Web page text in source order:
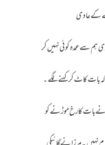
کے عادی
ہم سے عمدہ کوئی نہیں کر
بات کاٹ کر کہنے لگے۔
نے بات کا رخ موڑنے کو